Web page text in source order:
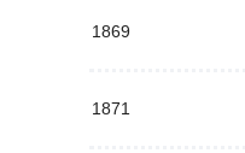
1869
1871